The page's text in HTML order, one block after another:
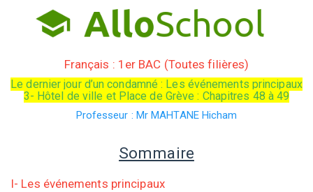
Français : 1er BAC (Toutes filières)
Le dernier jour d’un condamné : Les événements principaux
3- Hôtel de ville et Place de Grève : Chapitres 48 à 49
Professeur : Mr MAHTANE Hicham
Sommaire
I- Les événements principaux